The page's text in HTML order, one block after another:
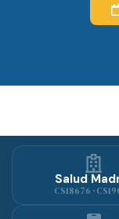
Salud
CS18676 ·